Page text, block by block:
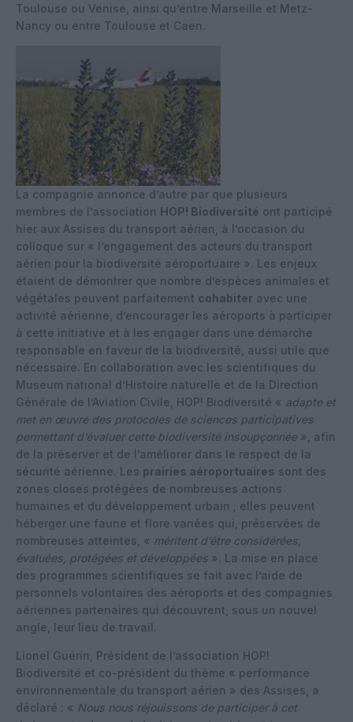
Toulouse ou Venise, ainsi qu’entre Marseille et Metz-
Nancy ou entre Toulouse et Caen.
La compagnie annonce d’autre par que plusieurs
membres de l’association HOP! Biodiversité ont participé
hier aux Assises du transport aérien, à l’occasion du
colloque sur « l’engagement des acteurs du transport
aérien pour la biodiversité aéroportuaire ». Les enjeux
étaient de démontrer que nombre d’espèces animales et
végétales peuvent parfaitement cohabiter avec une
activité aérienne, d’encourager les aéroports à participer
à cette initiative et à les engager dans une démarche
responsable en faveur de la biodiversité, aussi utile que
nécessaire. En collaboration avec les scientifiques du
Museum national d’Histoire naturelle et de la Direction
Générale de l’Aviation Civile, HOP! Biodiversité « adapte et
met en œuvre des protocoles de sciences participatives
permettant d’évaluer cette biodiversité insoupçonnée », afin
de la préserver et de l’améliorer dans le respect de la
sécurité aérienne. Les prairies aéroportuaires sont des
zones closes protégées de nombreuses actions
humaines et du développement urbain ; elles peuvent
héberger une faune et flore variées qui, préservées de
nombreuses atteintes, « méritent d’être considérées,
évaluées, protégées et développées ». La mise en place
des programmes scientifiques se fait avec l’aide de
personnels volontaires des aéroports et des compagnies
aériennes partenaires qui découvrent, sous un nouvel
angle, leur lieu de travail.
Lionel Guérin, Président de l’association HOP!
Biodiversité et co-président du thème « performance
environnementale du transport aérien » des Assises, a
déclaré : « Nous nous réjouissons de participer à cet